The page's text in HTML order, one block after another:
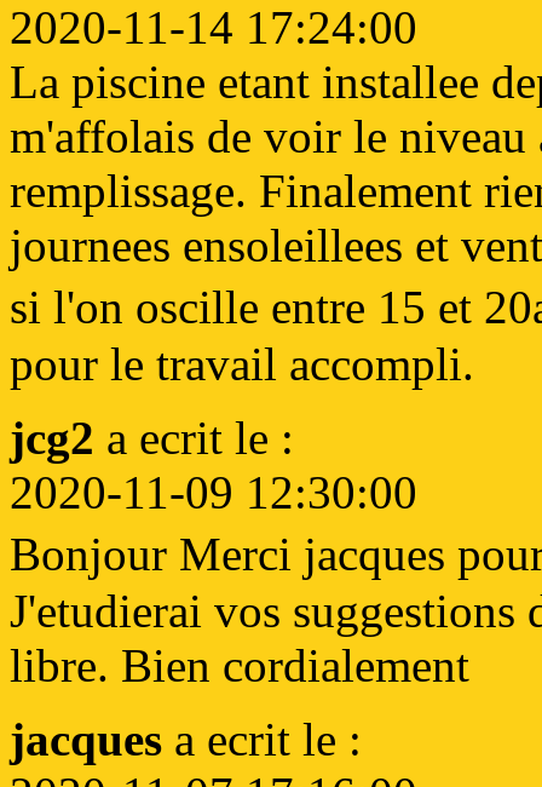
2020-11-14 17:24:00
La piscine etant installee
m'affolais de voir le niveau
remplissage. Finalement
journees ensoleillees et
si l'on oscille entre 15 et
pour le travail accompli.
jcg2 a ecrit le :
2020-11-09 12:30:00
Bonjour Merci jacques
J'etudierai vos suggestions
libre. Bien cordialement
jacques a ecrit le :